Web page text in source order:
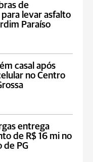
de
levar asfalto
Paraíso
casal após
no Centro
entrega
de R$ 16 mi no
de PG